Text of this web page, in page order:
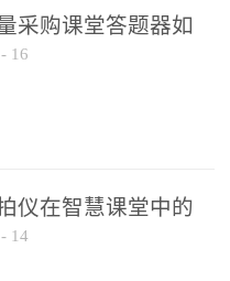
采购课堂答题器如
- 16
仪在智慧课堂中的
- 14